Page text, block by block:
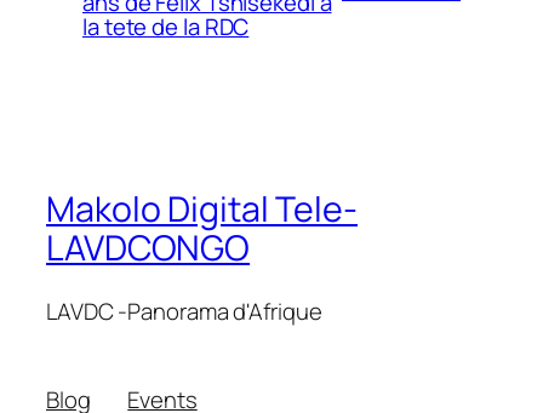
la tete de la RDC
Makolo Digital Tele-
LAVDCONGO
LAVDC -Panorama d'Afrique
Blog Events